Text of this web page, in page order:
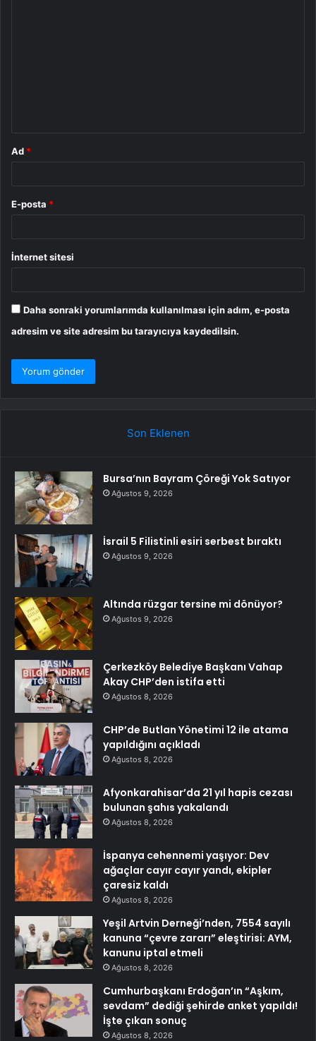
Ad *
E-posta *
İnternet sitesi
Daha sonraki yorumlarımda kullanılması için adım, e-posta
adresim ve site adresim bu tarayıcıya kaydedilsin.
Son Eklenen
Bursa’nın Bayram Çöreği Yok Satıyor
Ağustos 9, 2026
İsrail 5 Filistinli esiri serbest bıraktı
Ağustos 9, 2026
Altında rüzgar tersine mi dönüyor?
Ağustos 9, 2026
Çerkezköy Belediye Başkanı Vahap
Akay CHP’den istifa etti
Ağustos 8, 2026
CHP’de Butlan Yönetimi 12 ile atama
yapıldığını açıkladı
Ağustos 8, 2026
Afyonkarahisar’da 21 yıl hapis cezası
bulunan şahıs yakalandı
Ağustos 8, 2026
İspanya cehennemi yaşıyor: Dev
ağaçlar cayır cayır yandı, ekipler
çaresiz kaldı
Ağustos 8, 2026
Yeşil Artvin Derneği’nden, 7554 sayılı
kanuna “çevre zararı” eleştirisi: AYM,
kanunu iptal etmeli
Ağustos 8, 2026
Cumhurbaşkanı Erdoğan’ın “Aşkım,
sevdam” dediği şehirde anket yapıldı!
İşte çıkan sonuç
Ağustos 8, 2026